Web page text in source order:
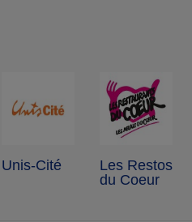
Unis-Cité
Les Restos
du Coeur